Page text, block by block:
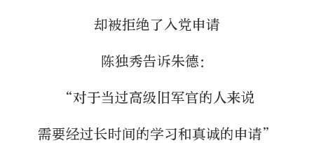
却被拒绝了入党申请
陈独秀告诉朱德：
“对于当过高级旧军官的人来说
需要经过长时间的学习和真诚的申请”